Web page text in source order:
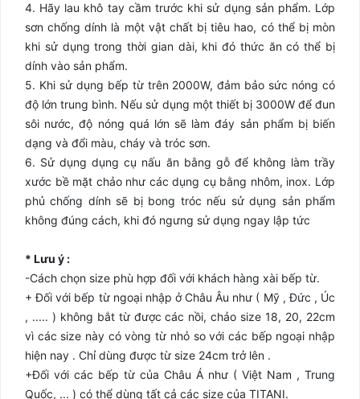
4. Hãy lau khô tay cầm trước khi sử dụng sản phẩm. Lớp
sơn chống dính là một vật chất bị tiêu hao, có thể bị mòn
khi sử dụng trong thời gian dài, khi đó thức ăn có thể bị
dính vào sản phẩm.
5. Khi sử dụng bếp từ trên 2000W, đảm bảo sức nóng có
độ lớn trung bình. Nếu sử dụng một thiết bị 3000W để đun
sôi nước, độ nóng quá lớn sẽ làm đáy sản phẩm bị biến
dạng và đổi màu, cháy và tróc sơn.
6. Sử dụng dụng cụ nấu ăn bằng gỗ để không làm trầy
xước bề mặt chảo như các dụng cụ bằng nhôm, inox. Lớp
phủ chống dính sẽ bị bong tróc nếu sử dụng sản phẩm
không đúng cách, khi đó ngưng sử dụng ngay lập tức
* Lưu ý :
-Cách chọn size phù hợp đối với khách hàng xài bếp từ.
+ Đối với bếp từ ngoại nhập ở Châu Âu như ( Mỹ , Đức , Úc
, ..... ) không bắt từ được các nồi, chảo size 18, 20, 22cm
vì các size này có vòng từ nhỏ so với các bếp ngoại nhập
hiện nay . Chỉ dùng được từ size 24cm trở lên .
+Đối với các bếp từ của Châu Á như ( Việt Nam , Trung
Quốc, ... ) có thể dùng tất cả các size của TITANI.